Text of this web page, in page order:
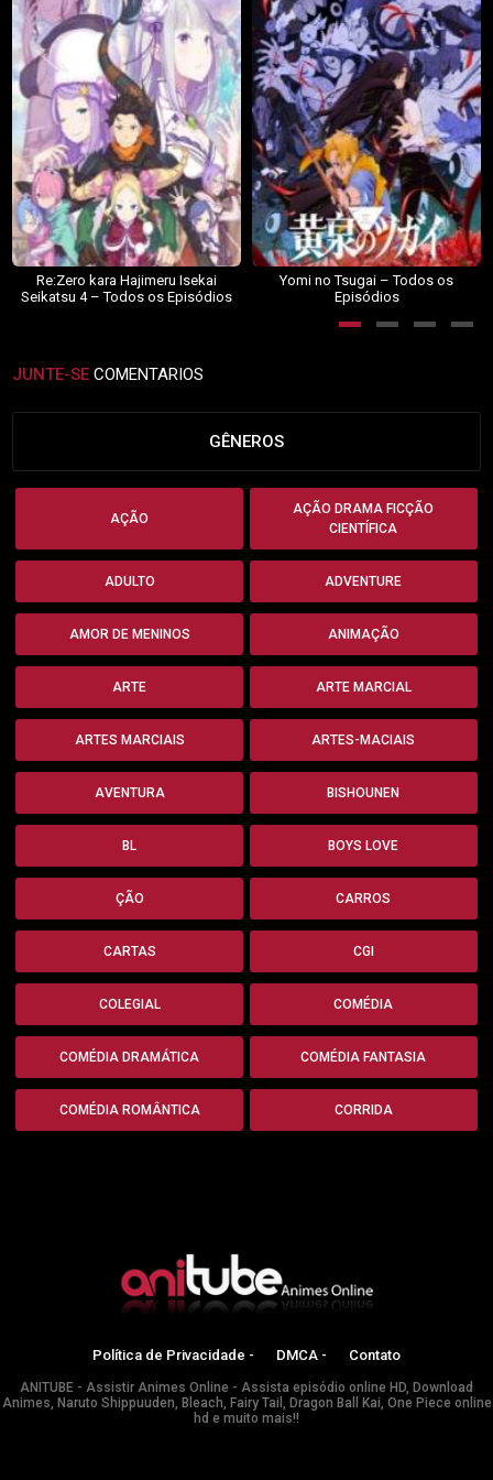
Re:Zero kara Hajimeru Isekai
Seikatsu 4 – Todos os Episódios
Yomi no Tsugai – Todos os
Episódios
JUNTE-SE COMENTARIOS
GÊNEROS
AÇÃO
AÇÃO DRAMA FICÇÃO
CIENTÍFICA
ADULTO ADVENTURE
AMOR DE MENINOS ANIMAÇÃO
ARTE ARTE MARCIAL
ARTES MARCIAIS ARTES-MACIAIS
AVENTURA BISHOUNEN
BL BOYS LOVE
ÇÃO CARROS
CARTAS CGI
COLEGIAL COMÉDIA
COMÉDIA DRAMÁTICA COMÉDIA FANTASIA
COMÉDIA ROMÂNTICA CORRIDA
Política de Privacidade - DMCA - Contato
ANITUBE - Assistir Animes Online - Assista episódio online HD, Download
Animes, Naruto Shippuuden, Bleach, Fairy Tail, Dragon Ball Kai, One Piece online
hd e muito mais!!